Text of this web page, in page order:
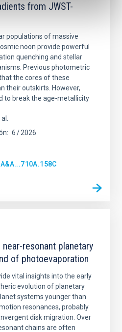
from JWST-
populations of massive
noon provide powerful
quenching and stellar
Previous photometric
the cores of these
their outskirts. However,
to break the age-metallicity
6 2026
resonant planetary
of photoevaporation
vital insights into the early
evolution of planetary
systems younger than
resonances, probably
disk migration. Over
chains are often